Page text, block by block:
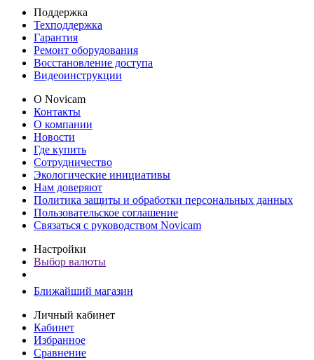
Поддержка
Техподдержка
Гарантия
Ремонт оборудования
Восстановление доступа
Видеоинструкции
О Novicam
Контакты
О компании
Новости
Где купить
Сотрудничество
Экологические инициативы
Нам доверяют
Политика защиты и обработки персональных данных
Пользовательское соглашение
Связаться с руководством Novicam
Настройки
Выбор валюты
Ближайший магазин
Личный кабинет
Кабинет
Избранное
Сравнение